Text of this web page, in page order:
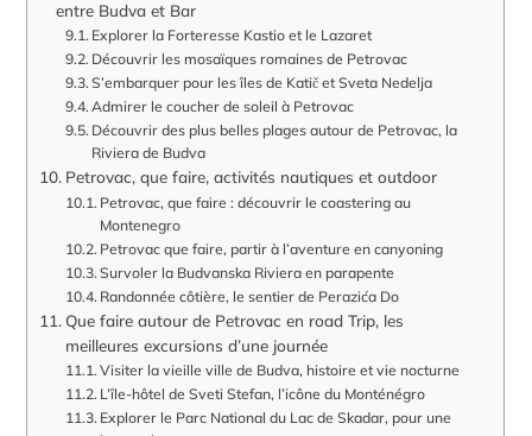
entre Budva et Bar
Explorer la Forteresse Kastio et le Lazaret
Découvrir les mosaïques romaines de Petrovac
S’embarquer pour les îles de Katič et Sveta Nedelja
Admirer le coucher de soleil à Petrovac
Découvrir des plus belles plages autour de Petrovac, la
Riviera de Budva
Petrovac, que faire, activités nautiques et outdoor
Petrovac, que faire : découvrir le coastering au
Montenegro
Petrovac que faire, partir à l’aventure en canyoning
Survoler la Budvanska Riviera en parapente
Randonnée côtière, le sentier de Perazića Do
Que faire autour de Petrovac en road Trip, les
meilleures excursions d’une journée
Visiter la vieille ville de Budva, histoire et vie nocturne
L’île-hôtel de Sveti Stefan, l’icône du Monténégro
Explorer le Parc National du Lac de Skadar, pour une